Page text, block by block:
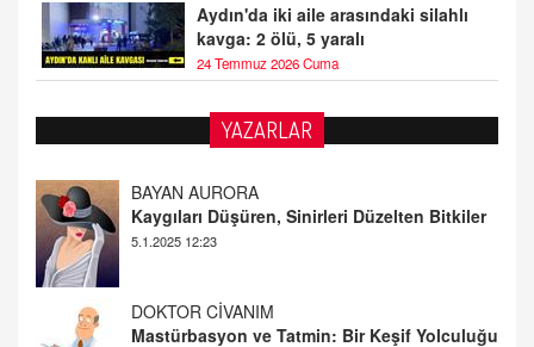
Aydın'da iki aile arasındaki silahlı
kavga: 2 ölü, 5 yaralı
24 Temmuz 2026 Cuma
YAZARLAR
BAYAN AURORA
Kaygıları Düşüren, Sinirleri Düzelten Bitkiler
DOKTOR CİVANIM